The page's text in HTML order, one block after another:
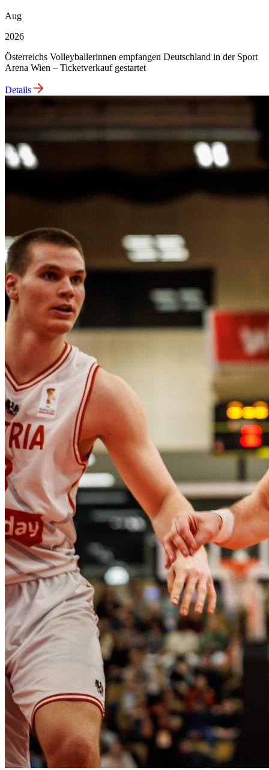
Aug
2026
Österreichs Volleyballerinnen empfangen Deutschland in der Sport
Arena Wien – Ticketverkauf gestartet
Details